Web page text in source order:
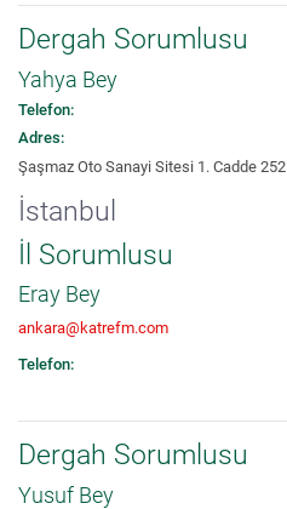
Dergah Sorumlusu
Yahya Bey
Telefon:
Adres:
Şaşmaz Oto Sanayi Sitesi 1. Cadde
İstanbul
İl Sorumlusu
Eray Bey
ankara@katrefm.com
Telefon:
Dergah Sorumlusu
Yusuf Bey